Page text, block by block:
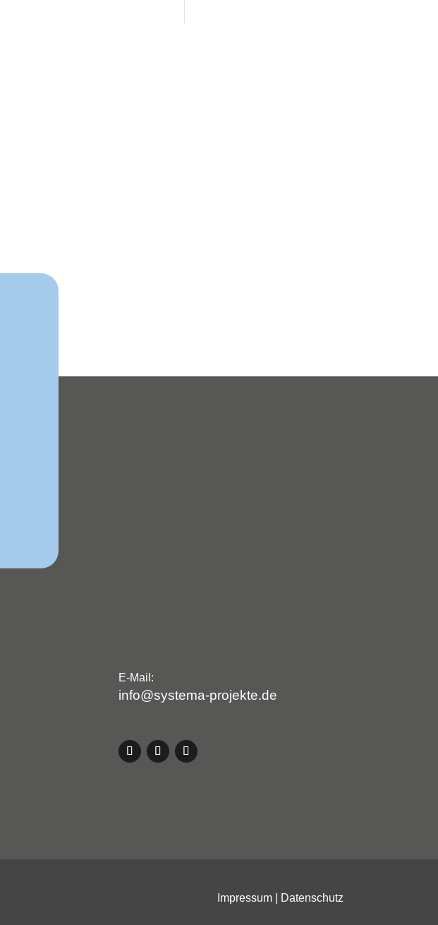
E-Mail:
info@systema-projekte.de
Impressum| Datenschutz